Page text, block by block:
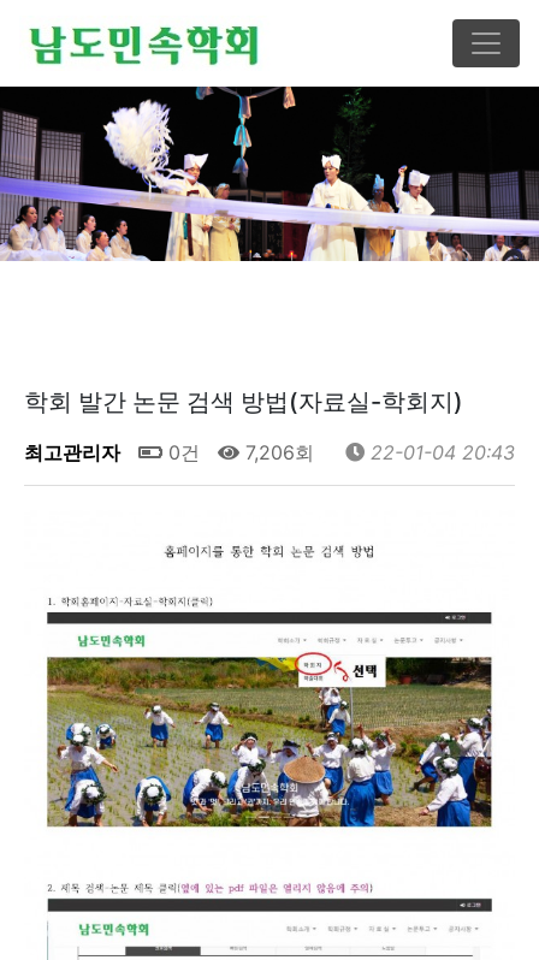
학회 발간 논문 검색 방법(자료실-학회지)
최고관리자 0건 7,206회 22-01-04 20:43